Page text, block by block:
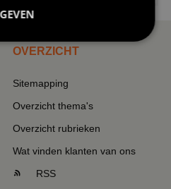
OVERZICHT
Sitemapping
Overzicht thema's
Overzicht rubrieken
Wat vinden klanten van ons
RSS